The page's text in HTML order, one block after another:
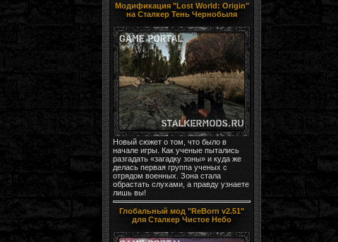
Модификация "Lost World: Origin"
на Сталкер Тень Чернобыля
Новый сюжет о том, что было в
начале игры. Как ученые пытались
разгадать «загадку зоны» и куда же
делась первая группа ученых с
отрядом военных. Зона стала
обрастать слухами, а правду узнаете
лишь вы!
Глобальный мод "ReBorn v2.51"
для Сталкер Чистое Небо